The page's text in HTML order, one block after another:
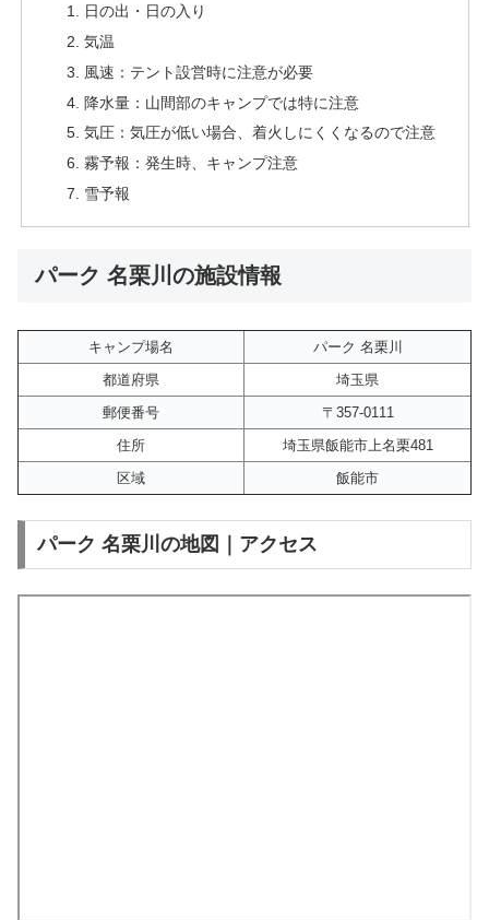
日の出・日の入り
気温
風速：テント設営時に注意が必要
降水量：山間部のキャンプでは特に注意
気圧：気圧が低い場合、着火しにくくなるので注意
霧予報：発生時、キャンプ注意
雪予報
パーク 名栗川の施設情報
キャンプ場名
パーク 名栗川
都道府県
埼玉県
郵便番号
〒357-0111
住所
埼玉県飯能市上名栗481
区域
飯能市
パーク 名栗川の地図｜アクセス